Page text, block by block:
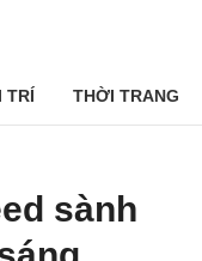
TRÍ THỜI TRANG
sành